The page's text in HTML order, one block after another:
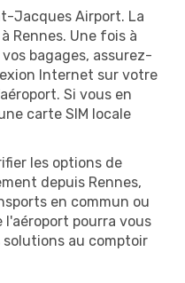
Jacques Airport. La
Rennes. Une fois à
bagages, assurez-
Internet sur votre
Si vous en
carte SIM locale
les options de
depuis Rennes,
en commun ou
l'aéroport pourra vous
solutions au comptoir